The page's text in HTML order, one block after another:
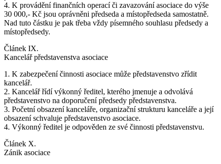
4. K provádění finančních operací či zavazování asociace do výše
30 000,- Kč jsou oprávněni předseda a místopředseda samostatně.
Nad tuto částku je pak třeba vždy písemného souhlasu předsedy a
místopředsedy.
Článek IX.
Kancelář představenstva asociace
1. K zabezpečení činnosti asociace může představenstvo zřídit
kancelář.
2. Kancelář řídí výkonný ředitel, kterého jmenuje a odvolává
představenstvo na doporučení předsedy představenstva.
3. Početní obsazení kanceláře, organizační strukturu kanceláře a její
obsazení schvaluje představenstvo asociace.
4. Výkonný ředitel je odpověden ze své činnosti představenstvu.
Článek X.
Zánik asociace